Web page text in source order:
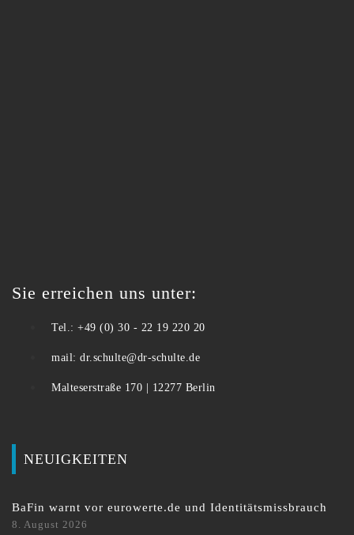
Sie erreichen uns unter:
Tel.: +49 (0) 30 - 22 19 220 20
mail: dr.schulte@dr-schulte.de
Malteserstraße 170 | 12277 Berlin
NEUIGKEITEN
BaFin warnt vor eurowerte.de und Identitätsmissbrauch
8. August 2026